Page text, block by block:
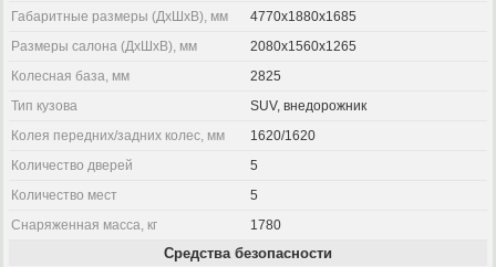
Габаритные размеры (ДхШхВ), мм
4770x1880x1685
Размеры салона (ДхШхВ), мм
2080x1560x1265
Колесная база, мм
2825
Тип кузова
SUV, внедорожник
Колея передних/задних колес, мм
1620/1620
Количество дверей
5
Количество мест
5
Снаряженная масса, кг
1780
Средства безопасности